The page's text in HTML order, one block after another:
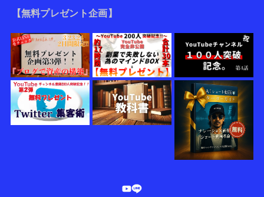
【無料プレゼント企画】